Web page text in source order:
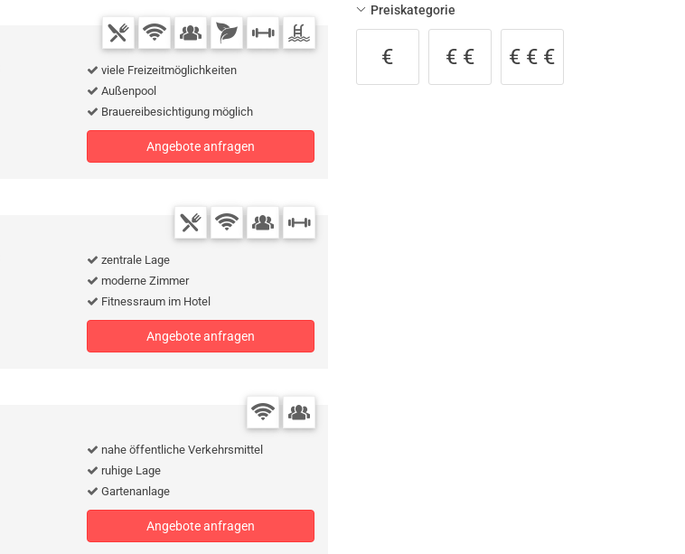
viele Freizeitmöglichkeiten
Außenpool
Brauereibesichtigung möglich
Angebote anfragen
zentrale Lage
moderne Zimmer
Fitnessraum im Hotel
Angebote anfragen
nahe öffentliche Verkehrsmittel
ruhige Lage
Gartenanlage
Angebote anfragen
Preiskategorie
€ € € € € €